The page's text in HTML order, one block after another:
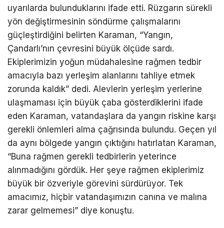
uyarılarda bulunduklarını ifade etti. Rüzgarın sürekli
yön değiştirmesinin söndürme çalışmalarını
güçleştirdiğini belirten Karaman, “Yangın,
Çandarlı’nın çevresini büyük ölçüde sardı.
Ekiplerimizin yoğun müdahalesine rağmen tedbir
amacıyla bazı yerleşim alanlarını tahliye etmek
zorunda kaldık” dedi. Alevlerin yerleşim yerlerine
ulaşmaması için büyük çaba gösterdiklerini ifade
eden Karaman, vatandaşlara da yangın riskine karşı
gerekli önlemleri alma çağrısında bulundu. Geçen yıl
da aynı bölgede yangın çıktığını hatırlatan Karaman,
“Buna rağmen gerekli tedbirlerin yeterince
alınmadığını gördük. Her şeye rağmen ekiplerimiz
büyük bir özveriyle görevini sürdürüyor. Tek
amacımız, hiçbir vatandaşımızın canına ve malına
zarar gelmemesi” diye konuştu.